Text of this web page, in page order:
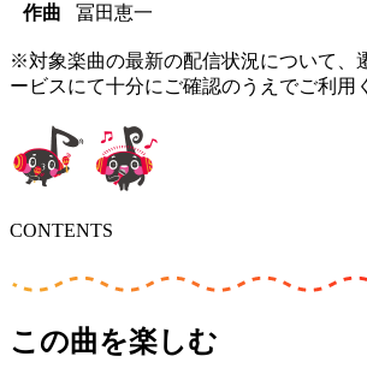
作曲
冨田恵一
※対象楽曲の最新の配信状況について、
ービスにて十分にご確認のうえでご利用
CONTENTS
この曲を楽しむ